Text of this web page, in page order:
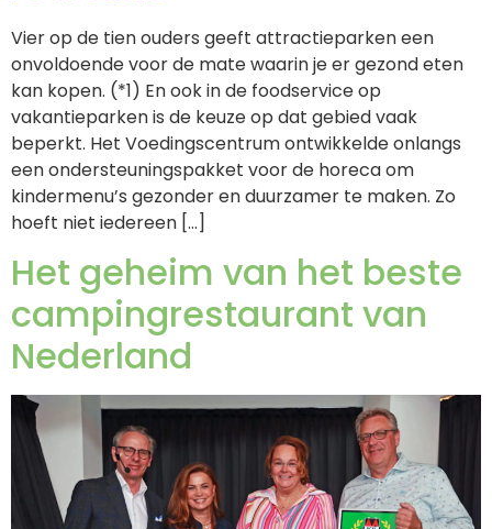
Vier op de tien ouders geeft attractieparken een
onvoldoende voor de mate waarin je er gezond eten
kan kopen. (*1) En ook in de foodservice op
vakantieparken is de keuze op dat gebied vaak
beperkt. Het Voedingscentrum ontwikkelde onlangs
een ondersteuningspakket voor de horeca om
kindermenu’s gezonder en duurzamer te maken. Zo
hoeft niet iedereen […]
Het geheim van het beste
campingrestaurant van
Nederland